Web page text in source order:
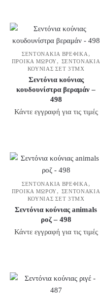
ΣΕΝΤΟΝΆΚΙΑ ΒΡΕΦΙΚΆ ,
ΠΡΟΊΚΑ ΜΩΡΟΎ, ΣΕΝΤΟΝΆΚΙΑ
ΚΟΎΝΙΑΣ ΣΕΤ 3ΤΜΧ
Σεντόνια κούνιας
κουδουνίστρα βεραμάν –
498
Κάντε εγγραφή για τις τιμές
ΣΕΝΤΟΝΆΚΙΑ ΒΡΕΦΙΚΆ ,
ΠΡΟΊΚΑ ΜΩΡΟΎ, ΣΕΝΤΟΝΆΚΙΑ
ΚΟΎΝΙΑΣ ΣΕΤ 3ΤΜΧ
Σεντόνια κούνιας animals
ροζ – 498
Κάντε εγγραφή για τις τιμές